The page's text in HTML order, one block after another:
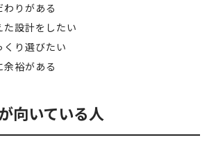
りがある
設計をしたい
り選びたい
裕がある
向いている人